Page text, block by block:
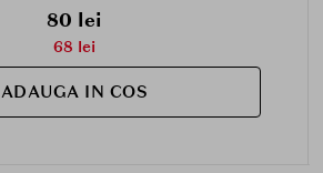
80 lei
68 lei
ADAUGA IN COS